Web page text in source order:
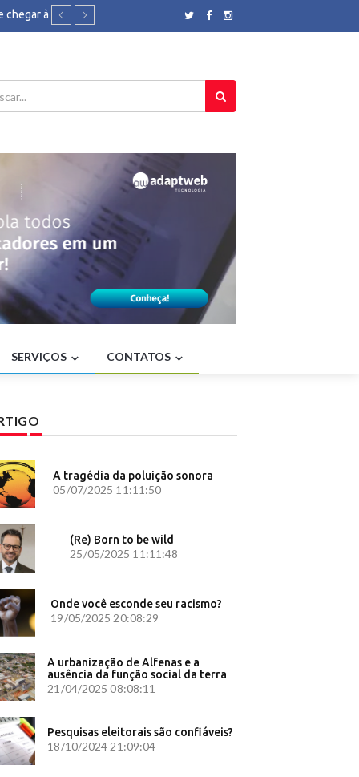
chegar à
será
Brasil
-
- O
-
-
de
Brasil
de
SERVIÇOS CONTATOS
A tragédia da poluição sonora
05/07/2025 11:11:50
(Re) Born to be wild
25/05/2025 11:11:48
Onde você esconde seu racismo?
19/05/2025 20:08:29
A urbanização de Alfenas e a
ausência da função social da terra
21/04/2025 08:08:11
Pesquisas eleitorais são confiáveis?
18/10/2024 21:09:04